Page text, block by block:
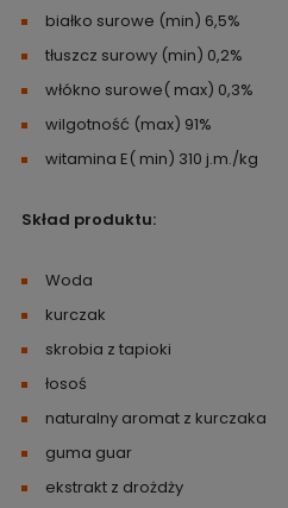
białko surowe (min) 6,5%
tłuszcz surowy (min) 0,2%
włókno surowe( max) 0,3%
wilgotność (max) 91%
witamina E( min) 310 j.m./kg
Skład produktu:
Woda
kurczak
skrobia z tapioki
łosoś
naturalny aromat z kurczaka
guma guar
ekstrakt z drożdży